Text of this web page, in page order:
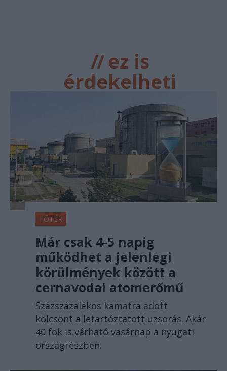
//ez is
érdekelheti
FŐTÉR
Már csak 4-5 napig
működhet a jelenlegi
körülmények között a
cernavodai atomerőmű
Százszázalékos kamatra adott
kölcsönt a letartóztatott uzsorás. Akár
40 fok is várható vasárnap a nyugati
országrészben.